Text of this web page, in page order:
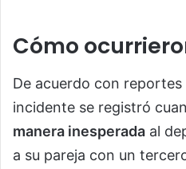
Cómo
De acuerdo con reportes
incidente se registró
manera inesperada al
a su pareja con un